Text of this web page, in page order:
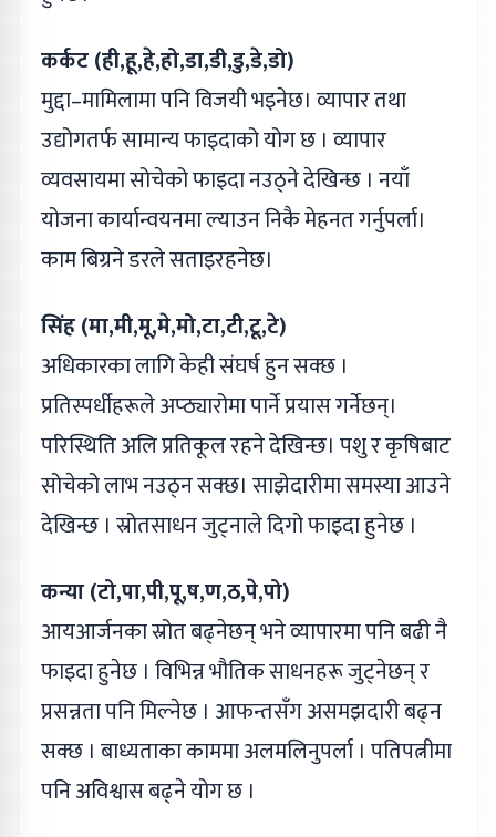
कर्कट (ही,हू,हे,हो,डा,डी,डु,डे,डो)
मुद्दा–मामिलामा पनि विजयी भइनेछ। व्यापार तथा
उद्योगतर्फ सामान्य फाइदाको योग छ । व्यापार
व्यवसायमा सोचेको फाइदा नउठ्ने देखिन्छ । नयाँ
योजना कार्यान्वयनमा ल्याउन निकै मेहनत गर्नुपर्ला।
काम बिग्रने डरले सताइरहनेछ।
सिंह (मा,मी,मू,मे,मो,टा,टी,टू,टे)
अधिकारका लागि केही संघर्ष हुन सक्छ ।
प्रतिस्पर्धीहरूले अप्ठ्यारोमा पार्ने प्रयास गर्नेछन्।
परिस्थिति अलि प्रतिकूल रहने देखिन्छ। पशु र कृषिबाट
सोचेको लाभ नउठ्न सक्छ। साझेदारीमा समस्या आउने
देखिन्छ । स्रोतसाधन जुट्नाले दिगो फाइदा हुनेछ ।
कन्या (टो,पा,पी,पू,ष,ण,ठ,पे,पो)
आयआर्जनका स्रोत बढ्नेछन् भने व्यापारमा पनि बढी नै
फाइदा हुनेछ । विभिन्न भौतिक साधनहरू जुट्नेछन् र
प्रसन्नता पनि मिल्नेछ । आफन्तसँग असमझदारी बढ्न
सक्छ । बाध्यताका काममा अलमलिनुपर्ला । पतिपत्नीमा
पनि अविश्वास बढ्ने योग छ ।